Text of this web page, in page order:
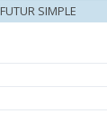
FUTUR SIMPLE